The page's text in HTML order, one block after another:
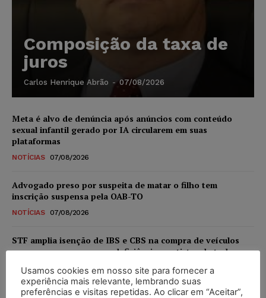
Composição da taxa de
juros
Carlos Henrique Abrão - 07/08/2026
Meta é alvo de denúncia após anúncios com conteúdo
sexual infantil gerado por IA circularem em suas
plataformas
NOTÍCIAS 07/08/2026
Advogado preso por suspeita de matar o filho tem
inscrição suspensa pela OAB-TO
NOTÍCIAS 07/08/2026
STF amplia isenção de IBS e CBS na compra de veículos
novos para pessoas com deficiência e autistas de todos os
DIREITO TRIBUTÁRIO 07/08/2026
Usamos cookies em nosso site para fornecer a
experiência mais relevante, lembrando suas
preferências e visitas repetidas. Ao clicar em “Aceitar”,